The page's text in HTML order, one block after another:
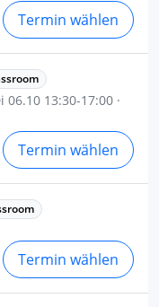
Termin wählen
06.10 13:30-17:00 ·
Termin wählen
Termin wählen